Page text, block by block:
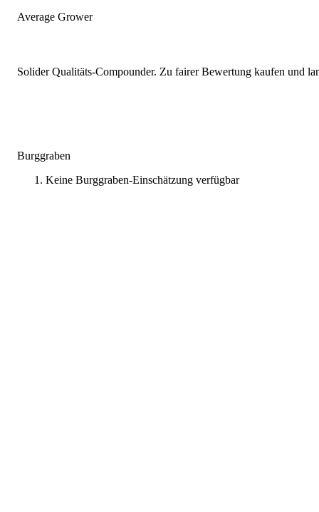
Average Grower
Solider Qualitäts-Compounder. Zu fairer Bewertung kaufen und
Burggraben
Keine Burggraben-Einschätzung verfügbar